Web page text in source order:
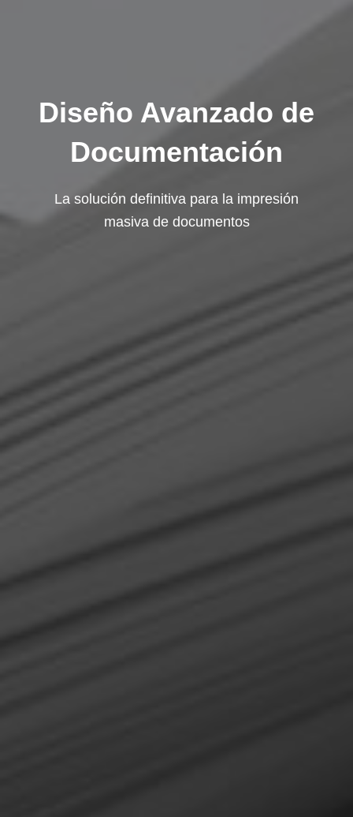
Diseño Avanzado de
Documentación
La solución definitiva para la impresión
masiva de documentos